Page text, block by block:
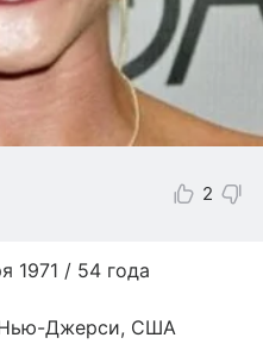
2
1971 / 54 года
Нью-Джерси, США